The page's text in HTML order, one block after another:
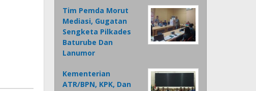
Tim Pemda Morut
Mediasi, Gugatan
Sengketa Pilkades
Baturube Dan
Lanumor
Kementerian
ATR/BPN, KPK, Dan